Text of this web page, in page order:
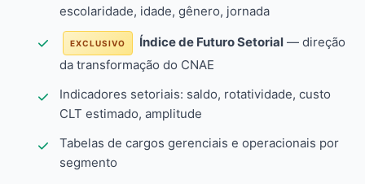
escolaridade, idade, gênero, jornada
EXCLUSIVO Índice de Futuro Setorial — direção
da transformação do CNAE
Indicadores setoriais: saldo, rotatividade, custo
CLT estimado, amplitude
Tabelas de cargos gerenciais e operacionais por
segmento